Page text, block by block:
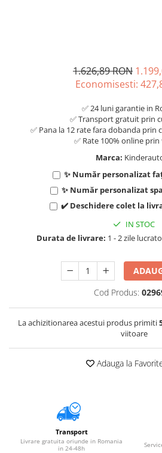
1.626,89 RON
Economisesti:
✅ 24 luni garantie in
✅ Transport gratuit prin
✅ Pana la 12 rate fara dobanda
✅ Rate 100% online prin
Marca:
✨ Număr personalizat
✨ Număr personalizat
✔️ Deschidere colet la
IN STOC
Durata de livrare: 1 - 2 zile
Cod Produs:
La achizitionarea acestui produs primiti
viitoare
Adauga la
Transport
Livrare gratuita oriunde in Romania
in 24-48h